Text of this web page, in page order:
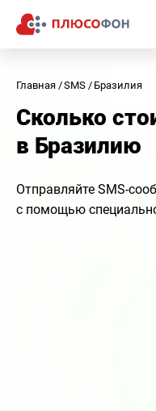
Главная SMS Бразилия
Сколько
в Бразилию
Отправляйте SMS-
с помощью